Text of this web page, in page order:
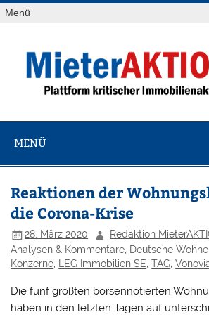
Zum
Inhalt
Menü
MENÜ
Reaktionen der
die Corona-Krise
28. März 2020
Redaktion
Analysen & Kommentare Deutsche
Konzerne
LEG Immobilien SE ,TAG ,
Die fünf größten börsennotierten
haben in den letzten Tagen auf